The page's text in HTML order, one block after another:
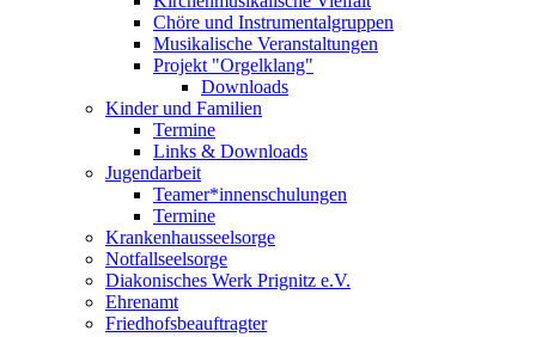
Chöre und Instrumentalgruppen
Musikalische Veranstaltungen
Projekt "Orgelklang"
Downloads
Kinder und Familien
Termine
Links & Downloads
Jugendarbeit
Teamer*innenschulungen
Termine
Krankenhausseelsorge
Notfallseelsorge
Diakonisches Werk Prignitz e.V.
Ehrenamt
Friedhofsbeauftragter